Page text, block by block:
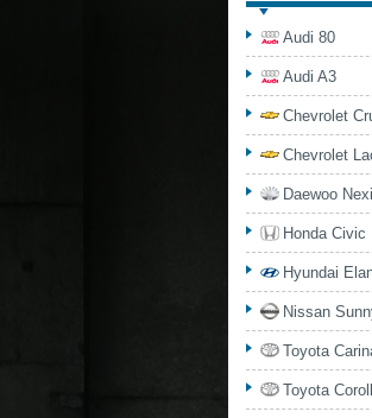
Audi 80
Audi A3
Chevrolet
Chevrolet
Daewoo
Honda Civic
Hyundai
Nissan
Toyota
Toyota